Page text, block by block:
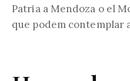
Patria a Mendoza o el
que podem contemplar